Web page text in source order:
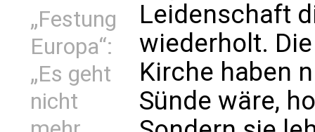
„Festung
Europa“:
„Es geht
nicht
Leidenschaft
wiederholt.
Kirche haben
Sünde wäre,